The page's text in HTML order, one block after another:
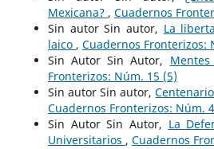
Mexicana? , Cuadernos
Sin autor Sin autor, La
laico , Cuadernos Fronterizos:
Sin Autor Sin Autor,
Fronterizos: Núm. 15 (5)
Sin autor Sin autor,
Cuadernos Fronterizos: Núm.
Sin Autor Sin Autor, La
Universitarios , Cuadernos